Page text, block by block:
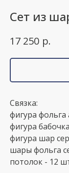
Сет из
17 250 р.
Связка:
фигура
фигура
фигура шар
шары фольга
потолок - 12